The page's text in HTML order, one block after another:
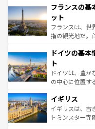
なお、新着のイ
しい。
文化が根付くこ
れる闘牛、そし
る。首都マドリ
アートに溢れた
せる。地方によ
ンテンツ一覧 を
フランスの基
ット
フランスは、世
指の観光地だ。
で、幅広い魅力
聖堂、美しいビ
から魅了する。
れ、フランス料
香り高いラベン
らに、パリ以
も豊かな歴史と
ドイツの基本
ト
ドイツは、豊か
の中心に位置す
顔を持つこの国
ルリンの文化的
してライン川沿
イギリス
イギリスは、古
トミンスター寺